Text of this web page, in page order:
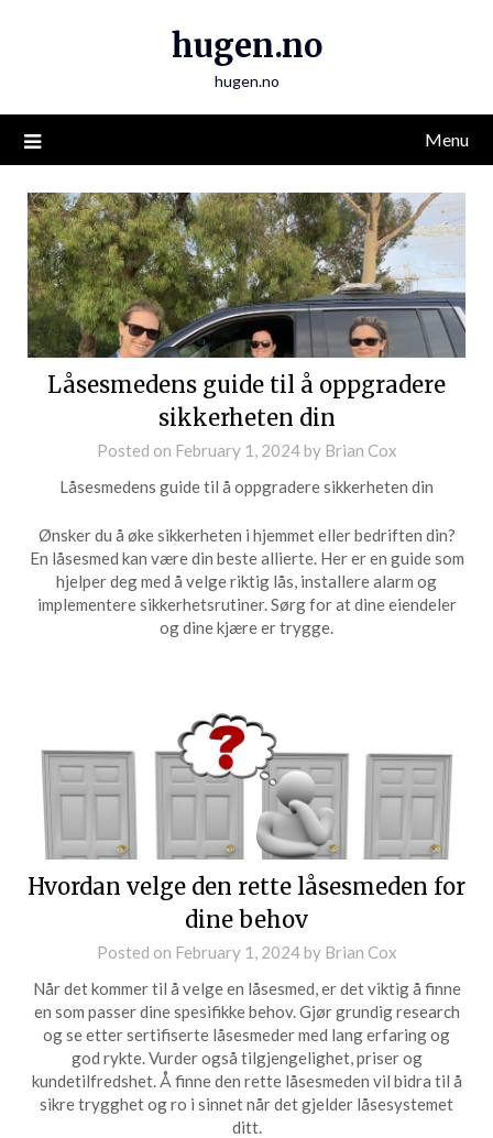
hugen.no
hugen.no
Menu
Blog
Låsesmedens guide til å oppgradere
sikkerheten din
Posted on February 1, 2024by Brian Cox
Låsesmedens guide til å oppgradere sikkerheten din
Ønsker du å øke sikkerheten i hjemmet eller bedriften din?
En låsesmed kan være din beste allierte. Her er en guide som
hjelper deg med å velge riktig lås, installere alarm og
implementere sikkerhetsrutiner. Sørg for at dine eiendeler
og dine kjære er trygge.
Hvordan velge den rette låsesmeden for
dine behov
Posted on February 1, 2024by Brian Cox
Når det kommer til å velge en låsesmed, er det viktig å finne
en som passer dine spesifikke behov. Gjør grundig research
og se etter sertifiserte låsesmeder med lang erfaring og
god rykte. Vurder også tilgjengelighet, priser og
kundetilfredshet. Å finne den rette låsesmeden vil bidra til å
sikre trygghet og ro i sinnet når det gjelder låsesystemet
ditt.